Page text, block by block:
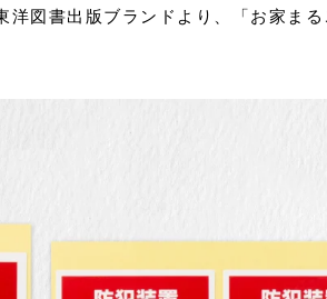
図書出版ブランドより、「お家ま